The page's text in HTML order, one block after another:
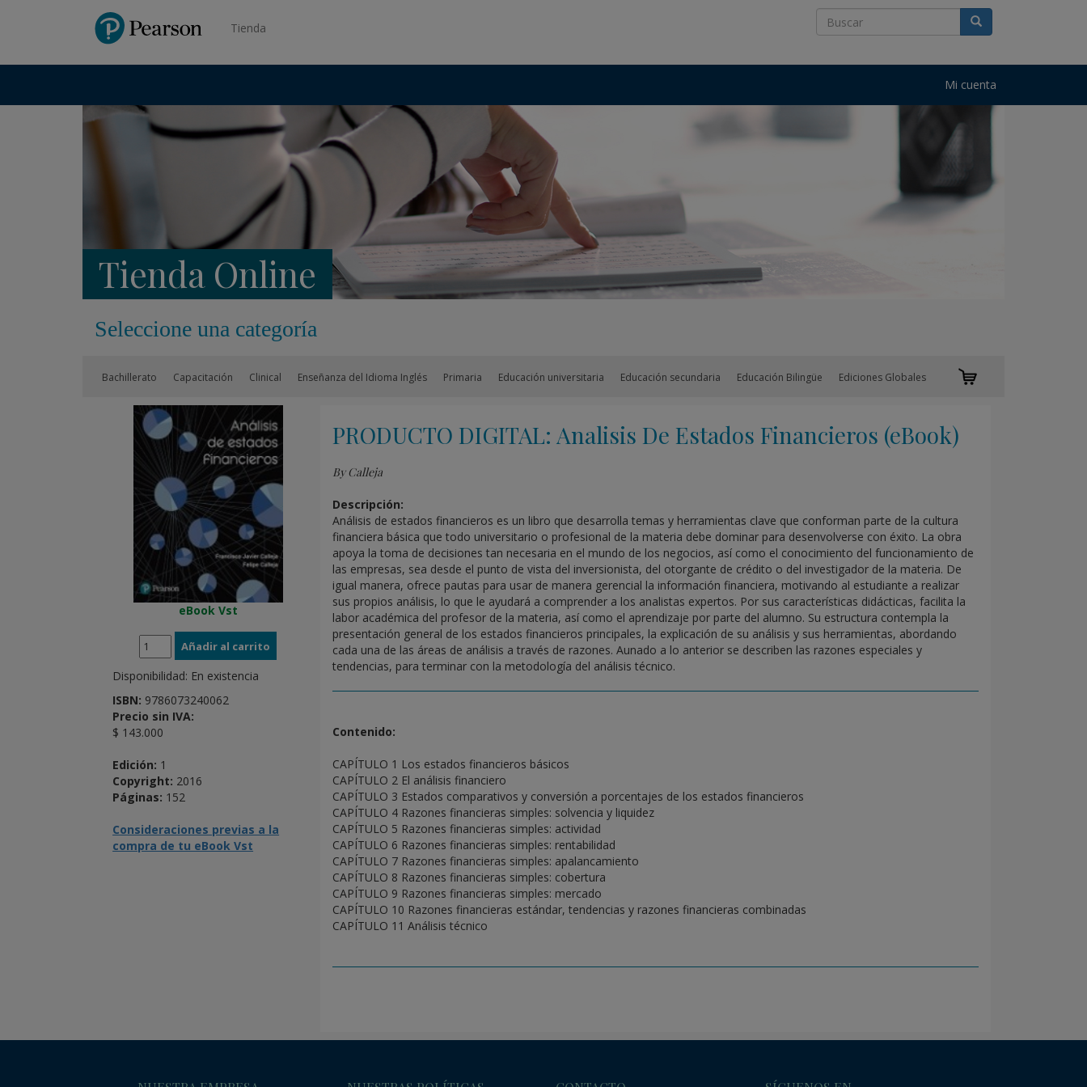
PearsonTienda
Mi cuenta
Tienda Online
Seleccione una categoría
Bachillerato Capacitación Clinical Enseñanza del Idioma Inglés Primaria Educación universitaria Educación secundaria Educación Bilingüe Ediciones Globales
eBook Vst
Disponibilidad: En existencia
ISBN: 9786073240062
Precio sin IVA:
$ 143.000
Edición: 1
Copyright: 2016
Páginas: 152
Consideraciones previas a la
compra de tu eBook Vst
PRODUCTO DIGITAL: Analisis De Estados Financieros (eBook)
By Calleja
Descripción:
Análisis de estados financieros es un libro que desarrolla temas y herramientas clave que conforman parte de la cultura
financiera básica que todo universitario o profesional de la materia debe dominar para desenvolverse con éxito. La obra
apoya la toma de decisiones tan necesaria en el mundo de los negocios, así como el conocimiento del funcionamiento de
las empresas, sea desde el punto de vista del inversionista, del otorgante de crédito o del investigador de la materia. De
igual manera, ofrece pautas para usar de manera gerencial la información financiera, motivando al estudiante a realizar
sus propios análisis, lo que le ayudará a comprender a los analistas expertos. Por sus características didácticas, facilita la
labor académica del profesor de la materia, así como el aprendizaje por parte del alumno. Su estructura contempla la
presentación general de los estados financieros principales, la explicación de su análisis y sus herramientas, abordando
cada una de las áreas de análisis a través de razones. Aunado a lo anterior se describen las razones especiales y
tendencias, para terminar con la metodología del análisis técnico.
Contenido:
CAPÍTULO 1 Los estados financieros básicos
CAPÍTULO 2 El análisis financiero
CAPÍTULO 3 Estados comparativos y conversión a porcentajes de los estados financieros
CAPÍTULO 4 Razones financieras simples: solvencia y liquidez
CAPÍTULO 5 Razones financieras simples: actividad
CAPÍTULO 6 Razones financieras simples: rentabilidad
CAPÍTULO 7 Razones financieras simples: apalancamiento
CAPÍTULO 8 Razones financieras simples: cobertura
CAPÍTULO 9 Razones financieras simples: mercado
CAPÍTULO 10 Razones financieras estándar, tendencias y razones financieras combinadas
CAPÍTULO 11 Análisis técnico